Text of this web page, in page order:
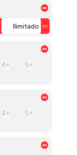
m
4+ 5+
4+ 5+